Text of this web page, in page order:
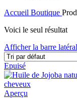
Accueil Boutique
Voici le seul résultat
Afficher la barre
Epuisé
Aperçu